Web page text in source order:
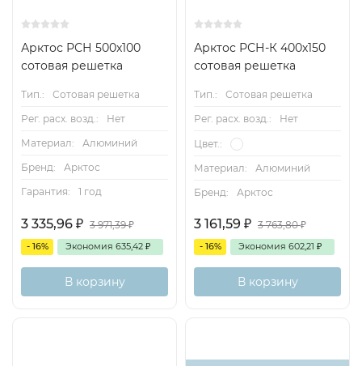
Арктос РСН 500x100
сотовая решетка
Тип.:
Сотовая решетка
Рег. расх. возд.:
Нет
Материал:
Алюминий
Бренд:
Арктос
Гарантия:
1 год
3 335,96 ₽ 3 971,39₽
- 16% Экономия 635,42 ₽
В корзину
Арктос РСН-К 400х150
сотовая решетка
Тип.:
Сотовая решетка
Рег. расх. возд.:
Нет
Цвет.:
Материал:
Алюминий
Бренд:
Арктос
3 161,59 ₽ 3 763,80₽
- 16% Экономия 602,21 ₽
В корзину